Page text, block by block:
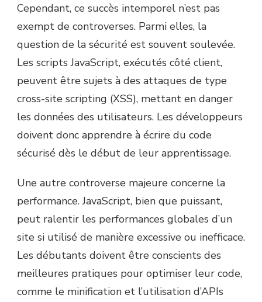
Cependant, ce succès intemporel n’est pas
exempt de controverses. Parmi elles, la
question de la sécurité est souvent soulevée.
Les scripts JavaScript, exécutés côté client,
peuvent être sujets à des attaques de type
cross-site scripting (XSS), mettant en danger
les données des utilisateurs. Les développeurs
doivent donc apprendre à écrire du code
sécurisé dès le début de leur apprentissage.
Une autre controverse majeure concerne la
performance. JavaScript, bien que puissant,
peut ralentir les performances globales d’un
site si utilisé de manière excessive ou inefficace.
Les débutants doivent être conscients des
meilleures pratiques pour optimiser leur code,
comme le minification et l’utilisation d’APIs